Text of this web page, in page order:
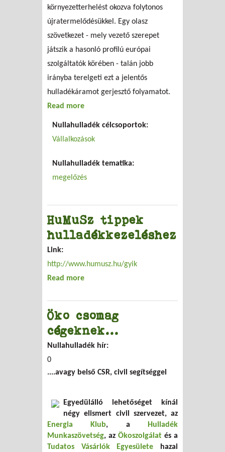
környezetterhelést okozva folytonos
újratermelődésükkel. Egy olasz
szövetkezet - mely vezető szerepet
játszik a hasonló profilú európai
szolgáltatók körében - talán jobb
irányba terelgeti ezt a jelentős
hulladékáramot gerjesztő folyamatot.
Read more
Nullahulladék célcsoportok:
Vállalkozások
Nullahulladék tematika:
megelőzés
HuMuSz tippek
hulladékkezeléshez
Link:
http://www.humusz.hu/gyik
Read more
Öko csomag
cégeknek...
Nullahulladék hír:
0
....avagy belső CSR, civil segítséggel
Egyedülálló lehetőséget kínál
négy elismert civil szervezet, az
Energia Klub, a
Hulladék
Munkaszövetség, az Ökoszolgálat és a
Tudatos Vásárlók Egyesülete
hazai